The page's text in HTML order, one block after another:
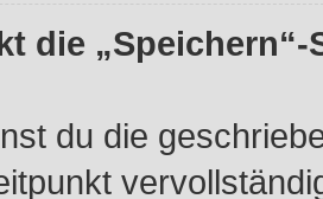
die
du die